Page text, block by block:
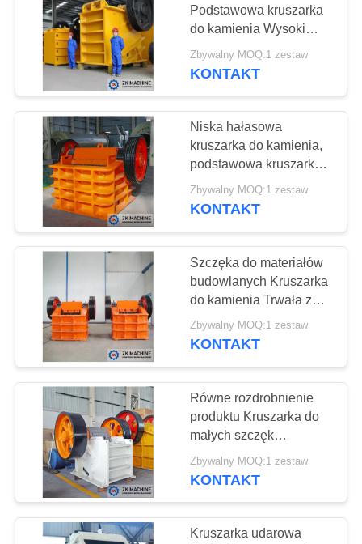
Maszyna do
kruszenia kamienia
37
Wibracyjna
maszyna do
przesiewania
Podajnik wibracyjny
37
Podstawowa kruszarka
do kamienia Wysoki
stopień elastyczności
Długa żywotność
Zbywalny MOQ:1 zestaw
KONTAKT
Niska hałasowa
kruszarka do kamienia,
podstawowa kruszarka
młyn kulowy Łatwa
konserwacja
Zbywalny MOQ:1 zestaw
KONTAKT
Szczęka do materiałów
budowlanych Kruszarka
do kamienia Trwała z
certyfikatem ISO CE
Zbywalny MOQ:1 zestaw
KONTAKT
Równe rozdrobnienie
produktu Kruszarka do
małych szczęk
kamiennych do
pierwotnego / wtórnego
Zbywalny MOQ:1 zestaw
KONTAKT
Kruszarka udarowa